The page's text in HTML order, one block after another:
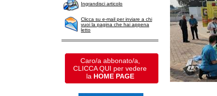
Ingrandisci articolo
Clicca su e-mail per inviare a chi
vuoi la pagina che hai appena
letto
Caro/a abbonato/a,
CLICCA QUI per vedere
la HOME PAGE